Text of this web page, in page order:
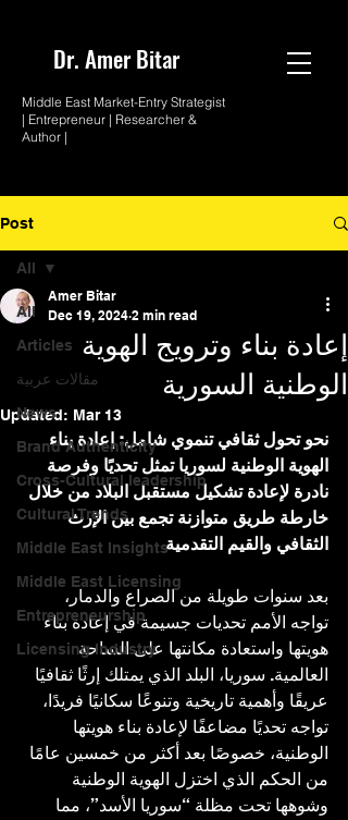
Dr. AmerBitar
Middle East Market-Entry Strategist
| Entrepreneur | Researcher &
Author |
Post
All
Articles
مقالات عربية
News
Brand Authenticity
Cross-Cultural leadership
Cultural Trends
Middle East Insights
Middle East Licensing
Entrepreneurship
Licensing Industry
All
إعادة بناء وترويج الهوية
الوطنية السورية
Amer Bitar
Dec 19, 2024 2 min read
Updated: Mar 13
نحو تحول ثقافي تنموي شامل: إعادة بناء
الهوية الوطنية لسوريا تمثل تحديًا وفرصة
نادرة لإعادة تشكيل مستقبل البلاد من خلال
خارطة طريق متوازنة تجمع بين الإرث
الثقافي والقيم التقدمية
بعد سنوات طويلة من الصراع والدمار،
تواجه الأمم تحديات جسيمة في إعادة بناء
هويتها واستعادة مكانتها على الساحة
العالمية. سوريا، البلد الذي يمتلك إرثًا ثقافيًا
عريقًا وأهمية تاريخية وتنوعًا سكانيًا فريدًا،
تواجه تحديًا مضاعفًا لإعادة بناء هويتها
الوطنية، خصوصًا بعد أكثر من خمسين عامًا
من الحكم الذي اختزل الهوية الوطنية
وشوهها تحت مظلة “سوريا الأسد”، مما